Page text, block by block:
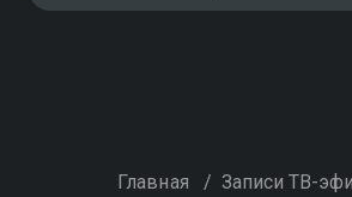
Главная / Записи ТВ-